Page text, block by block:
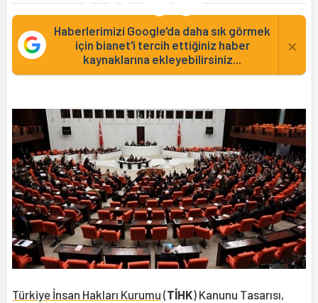
Haberlerimizi Google'da daha sık görmek
için bianet'i tercih ettiğiniz haber
kaynaklarına ekleyebilirsiniz...
×
Türkiye İnsan Hakları Kurumu (TİHK) Kanunu Tasarısı,